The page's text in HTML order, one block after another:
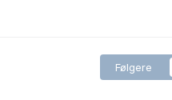
Følgere